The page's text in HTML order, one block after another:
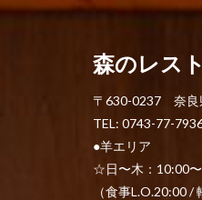
森のレス
〒630-0237 奈良
TEL: 0743-77-
●羊エリア
☆日〜木：10:00
（食事L.O.20:00 /